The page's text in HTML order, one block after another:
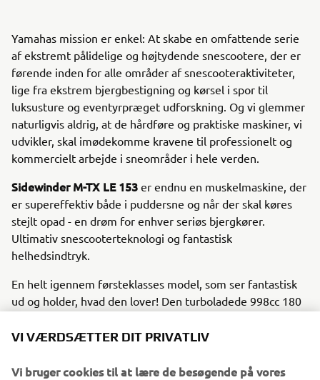
Yamahas mission er enkel: At skabe en omfattende serie
af ekstremt pålidelige og højtydende snescootere, der er
førende inden for alle områder af snescooteraktiviteter,
lige fra ekstrem bjergbestigning og kørsel i spor til
luksusture og eventyrpræget udforskning. Og vi glemmer
naturligvis aldrig, at de hårdføre og praktiske maskiner, vi
udvikler, skal imødekomme kravene til professionelt og
kommercielt arbejde i sneområder i hele verden.
Sidewinder M-TX LE 153 er endnu en muskelmaskine, der
er supereffektiv både i puddersne og når der skal køres
stejlt opad - en drøm for enhver seriøs bjergkører.
Ultimativ snescooterteknologi og fantastisk
helhedsindtryk.
En helt igennem førsteklasses model, som ser fantastisk
ud og holder, hvad den lover! Den turboladede 998cc 180
moment - uanset højden eller sneen - og den er perfekt
avancerede bjergdesign.
VI VÆRDSÆTTER DIT PRIVATLIV
Vi bruger cookies til at lære de besøgende på vores